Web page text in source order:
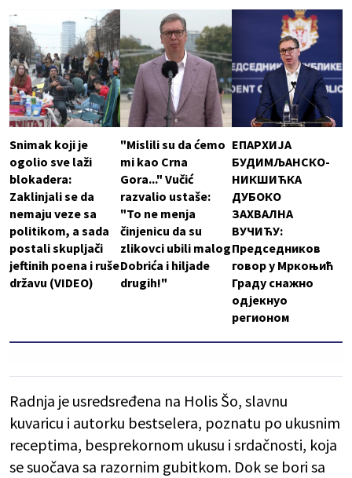
Snimak koji je
ogolio sve laži
blokadera:
Zaklinjali se da
nemaju veze sa
politikom, a sada
postali skupljači
jeftinih poena i ruše
državu (VIDEO)
"Mislili su da ćemo
mi kao Crna
Gora..." Vučić
razvalio ustaše:
"To ne menja
činjenicu da su
zlikovci ubili malog
Dobrića i hiljade
drugih!"
ЕПАРХИЈА
БУДИМЉАНСКО-
НИКШИЋКА
ДУБОКО
ЗАХВАЛНА
ВУЧИЋУ:
Председников
говор у Мркоњић
Граду снажно
одјекнуо
регионом
Radnja je usredsređena na Holis Šo, slavnu
kuvaricu i autorku bestselera, poznatu po ukusnim
receptima, besprekornom ukusu i srdačnosti, koja
se suočava sa razornim gubitkom. Dok se bori sa